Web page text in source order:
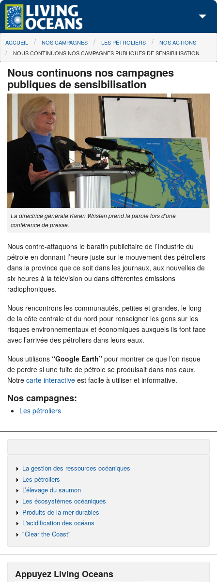
Skip to main content
À propos de nous
Centre des Médias
Les Cartes
Passez à l'action
You are here
ACCUEIL NOS CAMPAGNES LES PÉTROLIERS
NOS ACTIONS
NOUS CONTINUONS NOS CAMPAGNES PUBLIQUES DE SENSIBILISATION
Nous continuons nos campagnes
publiques de sensibilisation
La directrice générale Karen Wristen prend la parole lors d'une
conférence de presse.
Nous contre-attaquons le baratin publicitaire de l’Industrie du
pétrole en donnant l’heure juste sur le mouvement des pétroliers
dans la province que ce soit dans les journaux, aux nouvelles de
six heures à la télévision ou dans différentes émissions
radiophoniques.
Nous rencontrons les communautés, petites et grandes, le long
de la côte centrale et du nord pour renseigner les gens sur les
risques environnementaux et économiques auxquels ils font face
avec l’arrivée des pétroliers dans leurs eaux.
Nous utilisons “Google Earth” pour montrer ce que l’on risque
de perdre si une fuite de pétrole se produisait dans nos eaux.
Notre carte interactive est facile à utiliser et informative.
Nos campagnes:
Les pétroliers
La gestion des ressources océaniques
Les pétroliers
L’élevage du saumon
Les écosystèmes océaniques
Produits de la mer durables
L'acidification des océans
"Clear the Coast"
Appuyez Living Oceans